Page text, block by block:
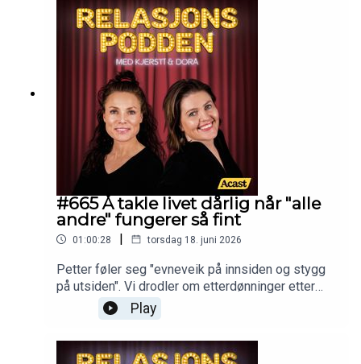
#665 Å takle livet dårlig når "alle
andre" fungerer så fint
01:00:28 | torsdag 18. juni 2026
Petter føler seg "evneveik på innsiden og stygg
på utsiden". Vi drodler om etterdønninger etter
psykisk vold, og vi har fått det beste tipset til
"hemmelig hilsen".
Play